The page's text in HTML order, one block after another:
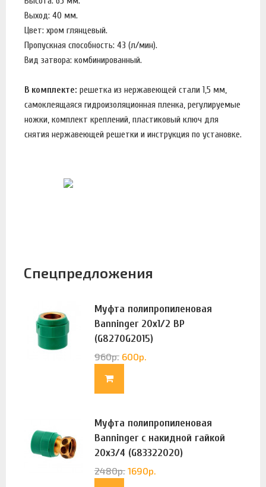
Выход: 40 мм.
Цвет: хром глянцевый.
Пропускная способность: 43 (л/мин).
Вид затвора: комбинированный.
В комплекте: решетка из нержавеющей стали 1,5 мм,
самоклеящаяся гидроизоляционная пленка, регулируемые
ножки, комплект креплений, пластиковый ключ для
снятия нержавеющей решетки и инструкция по установке.
Спецпредложения
Муфта полипропиленовая
Banninger 20х1/2 ВР
(G8270G2015)
960р. 600р.
Муфта полипропиленовая
Banninger с накидной гайкой
20х3/4 (G83322020)
2480р. 1690р.